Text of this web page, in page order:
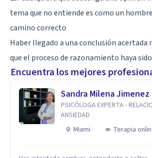
tema que no entiende es como un
camino correcto
Haber llegado a una conclusión acertada
que el proceso de razonamiento haya
Encuentra los mejores
Sandra Milena Jimenez
PSICÓLOGA EXPERTA -
ANSIEDAD
Miami
Terapia